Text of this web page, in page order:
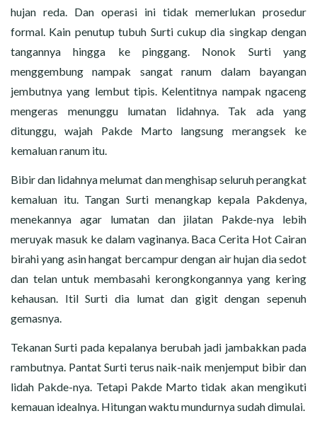
hujan reda. Dan operasi ini tidak memerlukan prosedur
formal. Kain penutup tubuh Surti cukup dia singkap dengan
tangannya hingga ke pinggang. Nonok Surti yang
menggembung nampak sangat ranum dalam bayangan
jembutnya yang lembut tipis. Kelentitnya nampak ngaceng
mengeras menunggu lumatan lidahnya. Tak ada yang
ditunggu, wajah Pakde Marto langsung merangsek ke
kemaluan ranum itu.
Bibir dan lidahnya melumat dan menghisap seluruh perangkat
kemaluan itu. Tangan Surti menangkap kepala Pakdenya,
menekannya agar lumatan dan jilatan Pakde-nya lebih
meruyak masuk ke dalam vaginanya. Baca Cerita Hot Cairan
birahi yang asin hangat bercampur dengan air hujan dia sedot
dan telan untuk membasahi kerongkongannya yang kering
kehausan. Itil Surti dia lumat dan gigit dengan sepenuh
gemasnya.
Tekanan Surti pada kepalanya berubah jadi jambakkan pada
rambutnya. Pantat Surti terus naik-naik menjemput bibir dan
lidah Pakde-nya. Tetapi Pakde Marto tidak akan mengikuti
kemauan idealnya. Hitungan waktu mundurnya sudah dimulai.